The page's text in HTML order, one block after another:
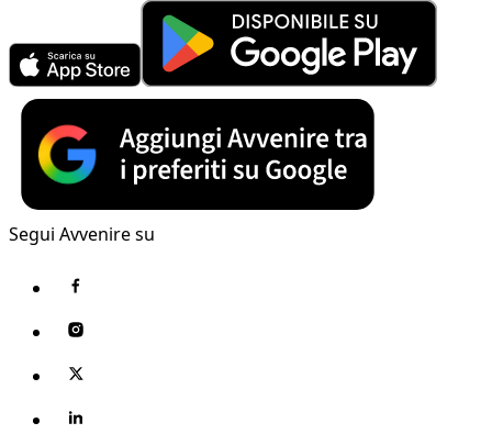
Segui Avvenire su